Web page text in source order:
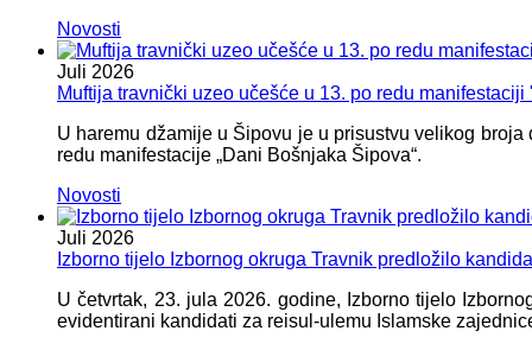
Novosti
Juli 2026
Muftija travnički uzeo učešće u 13. po redu
U haremu džamije u Šipovu je u prisustvu velikog
redu manifestacije „Dani Bošnjaka Šipova“.
Novosti
Juli 2026
Izborno tijelo Izbornog okruga Travnik predložilo
U četvrtak, 23. jula 2026. godine, Izborno tijelo
evidentirani kandidati za reisul-ulemu Islamske